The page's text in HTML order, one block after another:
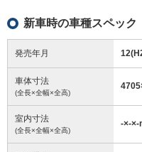
新車時の車種スペック
発売年月
車体寸法
(全長×全幅×全高)
4705
室内寸法
(全長×全幅×全高)
-×-×-